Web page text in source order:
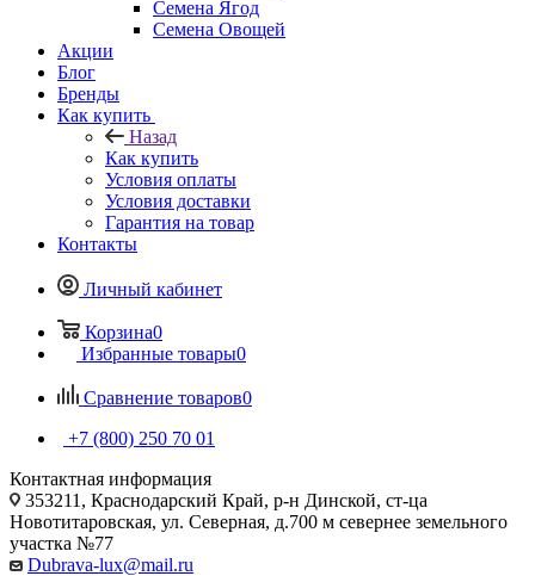
Семена Ягод
Семена Овощей
Акции
Блог
Бренды
Как купить
Назад
Как купить
Условия оплаты
Условия доставки
Гарантия на товар
Контакты
Личный кабинет
Корзина0
Избранные товары0
Сравнение товаров0
+7 (800) 250 70 01
Контактная информация
353211, Краснодарский Край, р-н Динской, ст-ца
Новотитаровская, ул. Северная, д.700 м севернее земельного
участка №77
Dubrava-lux@mail.ru